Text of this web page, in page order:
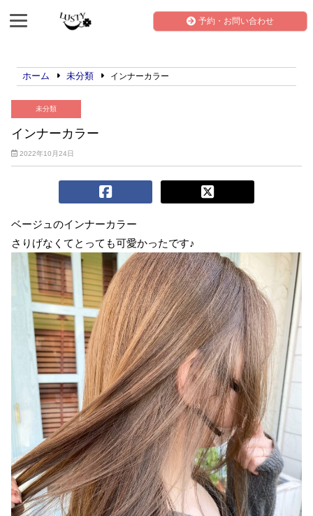
予約・お問い合わせ
ホーム 未分類 インナーカラー
未分類
インナーカラー
2022年10月24日
ベージュのインナーカラー
さりげなくてとっても可愛かったです♪